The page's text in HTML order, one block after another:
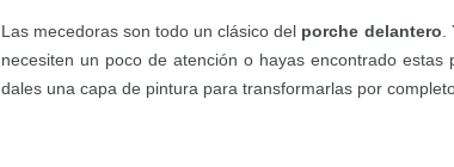
Las mecedoras son todo un clásico del porche delantero
necesiten un poco de atención o hayas encontrado estas
dales una capa de pintura para transformarlas por